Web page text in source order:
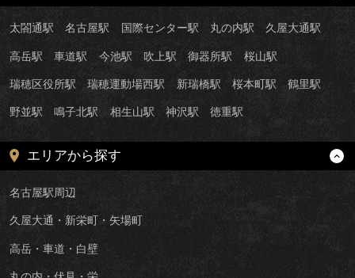
太閤通駅 名古屋駅 国際センター駅 丸の内駅 久屋大通駅
高岳駅 車道駅 今池駅 吹上駅 御器所駅 桜山駅
瑞穂区役所駅 瑞穂運動場西駅 新瑞橋駅 桜本町駅 鶴里駅
野並駅 鳴子北駅 相生山駅 神沢駅 徳重駅
エリアから探す
名古屋駅周辺
久屋大通・新栄町・矢場町
高岳・車道・白壁